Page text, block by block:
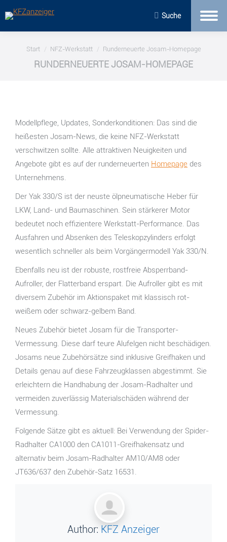
Suche
Sie befinden sich hier:
Start NFZ-Werkstatt Runderneuerte Josam-Homepage
RUNDERNEUERTE JOSAM-HOMEPAGE
Modellpflege, Updates, Sonderkonditionen: Das sind die
heißesten Josam-News, die keine NFZ-Werkstatt
verschwitzen sollte. Alle attraktiven Neuigkeiten und
Angebote gibt es auf der runderneuerten Homepage des
Unternehmens.
Der Yak 330/S ist der neuste ölpneumatische Heber für
LKW, Land- und Baumaschinen. Sein stärkerer Motor
bedeutet noch effizientere Werkstatt-Performance. Das
Ausfahren und Absenken des Teleskopzylinders erfolgt
wesentlich schneller als beim Vorgängermodell Yak 330/N.
Ebenfalls neu ist der robuste, rostfreie Absperrband-
Aufroller, der Flatterband erspart. Die Aufroller gibt es mit
diversem Zubehör im Aktionspaket mit klassisch rot-
weißem oder schwarz-gelbem Band.
Neues Zubehör bietet Josam für die Transporter-
Vermessung. Diese darf teure Alufelgen nicht beschädigen.
Josams neue Zubehörsätze sind inklusive Greifhaken und
Details genau auf diese Fahrzeugklassen abgestimmt. Sie
erleichtern die Handhabung der Josam-Radhalter und
vermeiden zuverlässig Materialschäden während der
Vermessung.
Folgende Sätze gibt es aktuell: Bei Verwendung der Spider-
Radhalter CA1000 den CA1011-Greifhakensatz und
alternativ beim Josam-Radhalter AM10/AM8 oder
JT636/637 den Zubehör-Satz 16531.
Author: KFZ Anzeiger